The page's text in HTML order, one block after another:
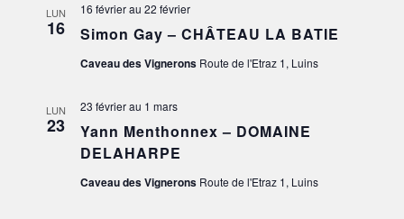
LUN
16 Simon Gay – CHÂTEAU LA BATIE
16 févrierau 22 février
Caveau des Vignerons Route de l'Etraz 1, Luins
LUN
23
Yann Menthonnex – DOMAINE
DELAHARPE
23 févrierau 1 mars
Caveau des Vignerons Route de l'Etraz 1, Luins